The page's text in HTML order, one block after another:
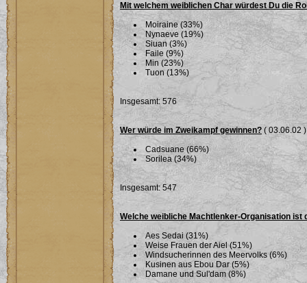
Mit welchem weiblichen Char würdest Du die
Moiraine (33%)
Nynaeve (19%)
Siuan (3%)
Faile (9%)
Min (23%)
Tuon (13%)
Insgesamt: 576
Wer würde im Zweikampf gewinnen? ( 03.06.02 )
Cadsuane (66%)
Sorilea (34%)
Insgesamt: 547
Welche weibliche Machtlenker-Organisation ist
Aes Sedai (31%)
Weise Frauen der Aiel (51%)
Windsucherinnen des Meervolks (6%)
Kusinen aus Ebou Dar (5%)
Damane und Sul'dam (8%)